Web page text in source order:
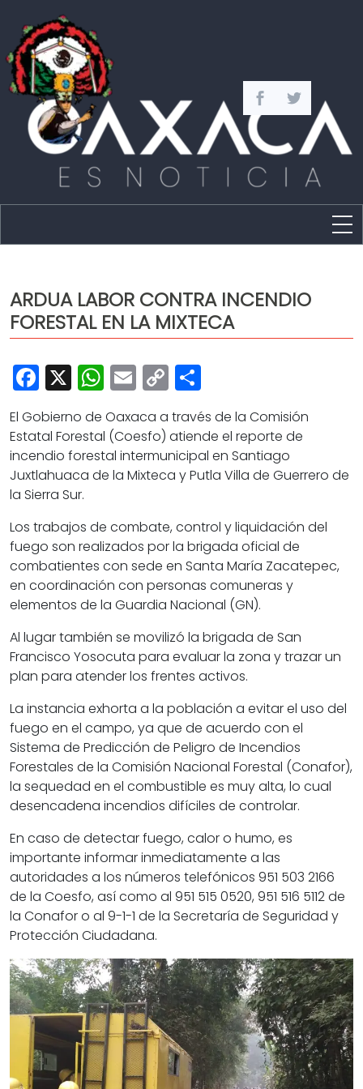
Capital
Policíaca
Cultura
Deportes
Opinión
ARDUA LABOR CONTRA INCENDIO
FORESTAL EN LA MIXTECA
Facebook
X WhatsApp
Email
Copy
Link
El Gobierno de Oaxaca a través de la Comisión
Estatal Forestal (Coesfo) atiende el reporte de
incendio forestal intermunicipal en Santiago
Juxtlahuaca de la Mixteca y Putla Villa de Guerrero de
la Sierra Sur.
Los trabajos de combate, control y liquidación del
fuego son realizados por la brigada oficial de
combatientes con sede en Santa María Zacatepec,
en coordinación con personas comuneras y
elementos de la Guardia Nacional (GN).
Al lugar también se movilizó la brigada de San
Francisco Yosocuta para evaluar la zona y trazar un
plan para atender los frentes activos.
La instancia exhorta a la población a evitar el uso del
fuego en el campo, ya que de acuerdo con el
Sistema de Predicción de Peligro de Incendios
Forestales de la Comisión Nacional Forestal (Conafor),
la sequedad en el combustible es muy alta, lo cual
desencadena incendios difíciles de controlar.
En caso de detectar fuego, calor o humo, es
importante informar inmediatamente a las
autoridades a los números telefónicos 951 503 2166
de la Coesfo, así como al 951 515 0520, 951 516 5112 de
la Conafor o al 9-1-1 de la Secretaría de Seguridad y
Protección Ciudadana.